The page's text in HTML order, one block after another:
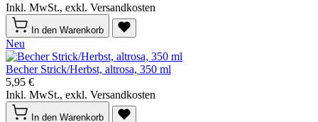
Inkl. MwSt., exkl. Versandkosten
In den Warenkorb
Neu
Becher Strick/Herbst, altrosa, 350 ml
5,95 €
Inkl. MwSt., exkl. Versandkosten
In den Warenkorb